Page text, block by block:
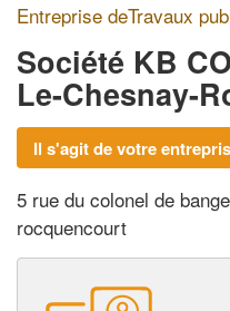
Entreprise deTravaux
Société KB
Le-Chesnay-
Il s'agit de votre
5 rue du colonel de
rocquencourt